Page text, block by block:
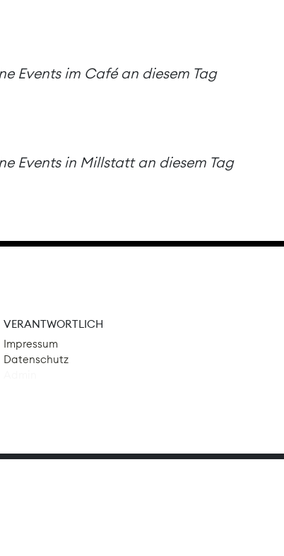
Events im Café an diesem Tag
Events in Millstatt an diesem Tag
VERANTWORTLICH
Impressum
Datenschutz